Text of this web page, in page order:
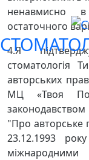
ненавмисно в
остаточного
4.Я
стоматологія
авторських
МЦ «Твоя
"Про авторське
23.12.1993